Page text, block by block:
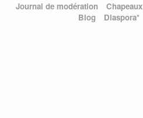
Journal de modération Chapeaux
Blog
Diaspora*